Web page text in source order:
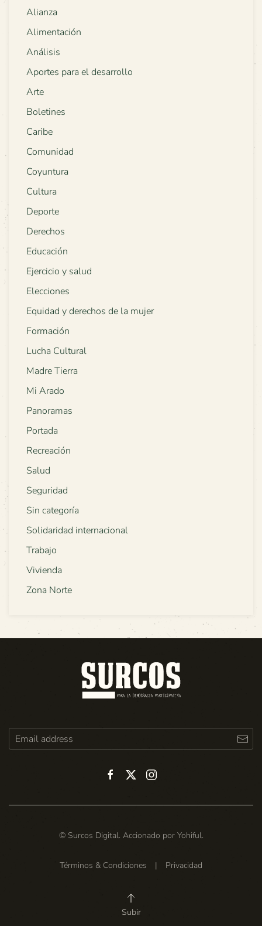
Alianza
Alimentación
Análisis
Aportes para el desarrollo
Arte
Boletines
Caribe
Comunidad
Coyuntura
Cultura
Deporte
Derechos
Educación
Ejercicio y salud
Elecciones
Equidad y derechos de la mujer
Formación
Lucha Cultural
Madre Tierra
Mi Arado
Panoramas
Portada
Recreación
Salud
Seguridad
Sin categoría
Solidaridad internacional
Trabajo
Vivienda
Zona Norte
© Surcos Digital. Accionado por Yohiful.
Términos & Condiciones | Privacidad
Subir